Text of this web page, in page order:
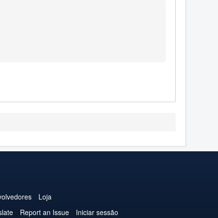
Loja
Report an Issue Iniciar sessão